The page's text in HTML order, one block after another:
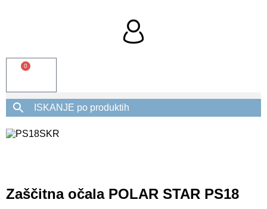
0
Zaščitna očala POLAR STAR PS18